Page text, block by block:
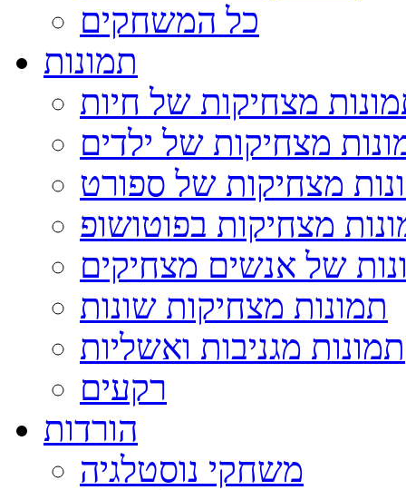
כל המשחקים
תמונות
מצחיקות של חיות
מצחיקות של ילדים
מצחיקות של ספורט
מצחיקות בפוטושופ
של אנשים מצחיקים
תמונות מצחיקות שונות
תמונות מגניבות ואשליות
רקעים
הורדות
משחקי נוסטלגיה